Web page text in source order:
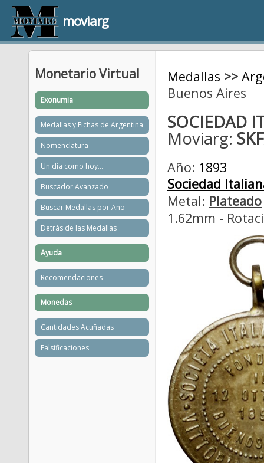
moviarg
Medallas >>
Buenos Aires
SOCIEDAD
Moviarg:
Año: 1893
Sociedad
Metal: Plateado
1.62mm -
Monetario Virtual
Exonumia
Medallas y Fichas de Argentina
Nomenclatura
Un día como hoy...
Buscador Avanzado
Buscar Medallas por Año
Detrás de las Medallas
Ayuda
Recomendaciones
Monedas
Cantidades Acuñadas
Falsificaciones